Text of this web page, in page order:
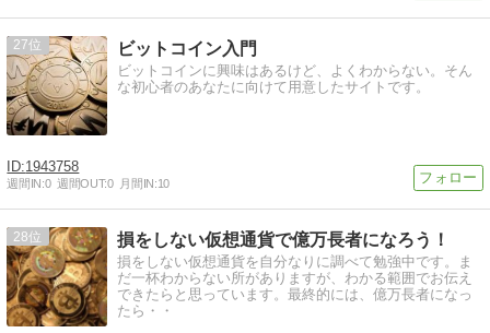
27 ビットコイン入門
ビットコインに興味はあるけど、よくわからない。そん
な初心者のあなたに向けて用意したサイトです。
1943758
週間IN:0 週間OUT:0 月間IN:10
28 損をしない仮想通貨で億万長者になろう！
損をしない仮想通貨を自分なりに調べて勉強中です。ま
だ一杯わからない所がありますが、わかる範囲でお伝え
できたらと思っています。最終的には、億万長者になっ
たら・・